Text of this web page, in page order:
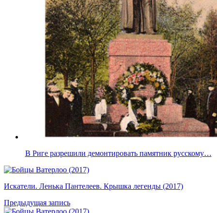
В Риге разрешили демонтировать памятник русскому…
Искатели. Ленька Пантелеев. Крышка легенды (2017)
Предыдущая запись